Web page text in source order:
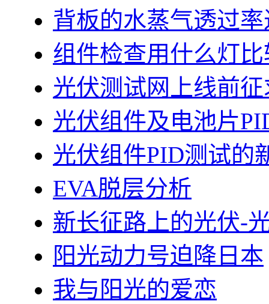
背板的水蒸气透过
组件检查用什么灯
光伏测试网上线前
光伏组件及电池片
光伏组件PID测试的
EVA脱层分析
新长征路上的光伏-
阳光动力号迫降日本
我与阳光的爱恋